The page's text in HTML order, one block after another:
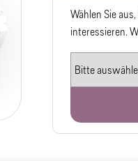
Wählen Sie
interessieren.